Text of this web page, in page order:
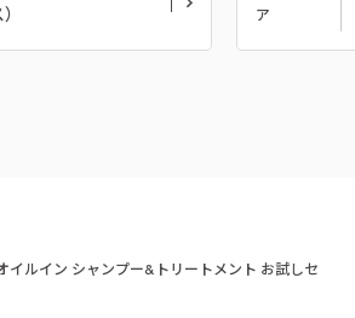
ア
イルイン シャンプー&トリートメント お試しセ